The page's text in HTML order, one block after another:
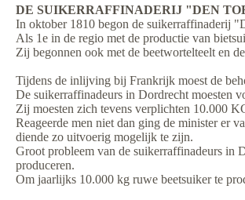
DE SUIKERRAFFINADERIJ "DEN
In oktober 1810 begon de
Als 1e in de regio met de productie van
Zij begonnen ook met de beetwortelteelt en
Tijdens de inlijving bij Frankrijk moest de
De suikerraffinadeurs in Dordrecht moesten
Zij moesten zich tevens verplichten 10.000
Reageerde men niet dan ging de minister er
diende zo uitvoerig mogelijk te zijn.
Groot probleem van de suikerraffinadeurs in
produceren.
Om jaarlijks 10.000 kg ruwe beetsuiker te